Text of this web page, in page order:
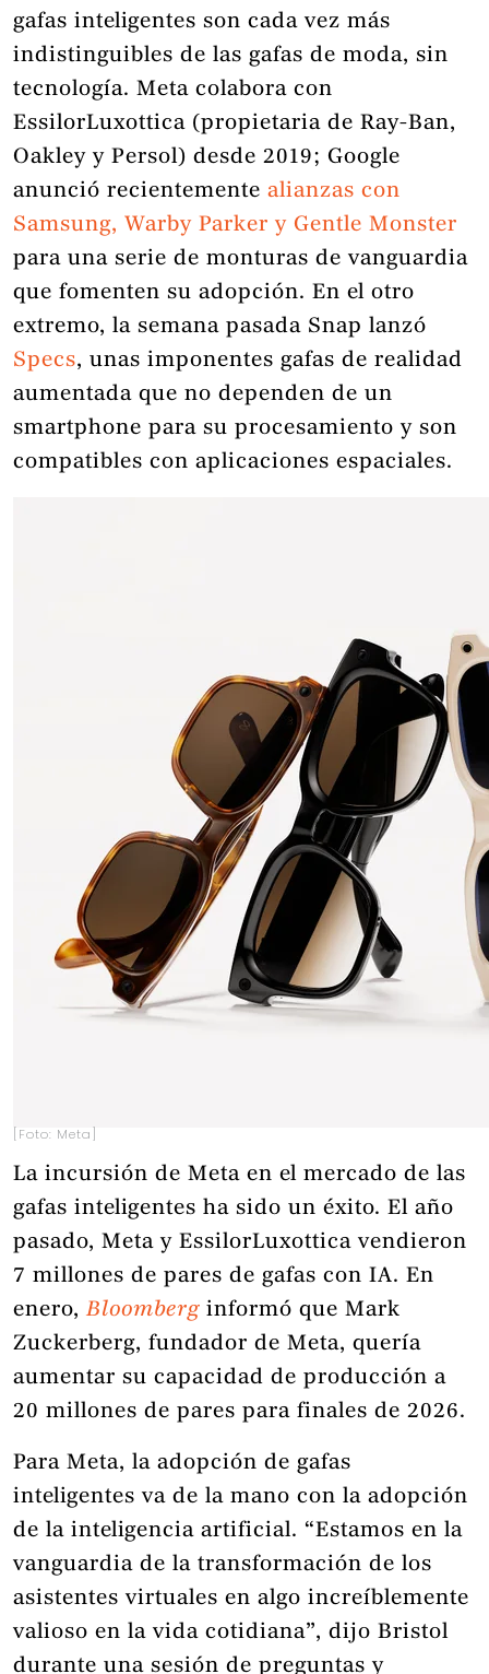
gafas inteligentes son cada vez más
indistinguibles de las gafas de moda, sin
tecnología. Meta colabora con
EssilorLuxottica (propietaria de Ray-Ban,
Oakley y Persol) desde 2019; Google
anunció recientemente alianzas con
Samsung, Warby Parker y Gentle Monster
para una serie de monturas de vanguardia
que fomenten su adopción. En el otro
extremo, la semana pasada Snap lanzó
Specs, unas imponentes gafas de realidad
aumentada que no dependen de un
smartphone para su procesamiento y son
compatibles con aplicaciones espaciales.
[Foto: Meta]
La incursión de Meta en el mercado de las
gafas inteligentes ha sido un éxito. El año
pasado, Meta y EssilorLuxottica vendieron
7 millones de pares de gafas con IA. En
enero,Bloomberg informó que Mark
Zuckerberg, fundador de Meta, quería
aumentar su capacidad de producción a
20 millones de pares para finales de 2026.
Para Meta, la adopción de gafas
inteligentes va de la mano con la adopción
de la inteligencia artificial. “Estamos en la
vanguardia de la transformación de los
asistentes virtuales en algo increíblemente
valioso en la vida cotidiana”, dijo Bristol
durante una sesión de preguntas y